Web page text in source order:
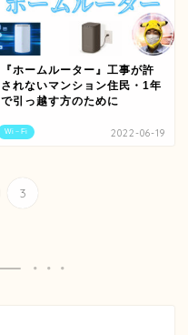
Wi－Fi
『ホームルーター』工事が許
されないマンション住民・1年
で引っ越す方のために
2022-06-19
3